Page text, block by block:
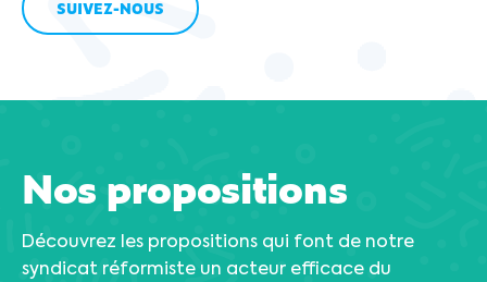
SUIVEZ-NOUS
Nos propositions
Découvrez les propositions qui font de notre
syndicat réformiste un acteur efficace du